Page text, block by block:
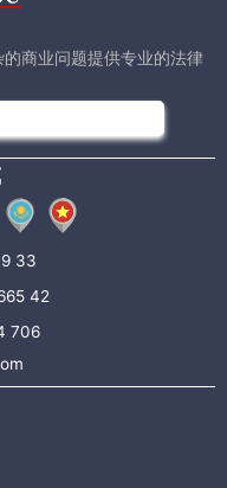
商业问题提供专业的法律
33
42
706